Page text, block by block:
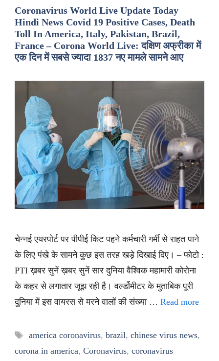
Coronavirus World Live Update Today
Hindi News Covid 19 Positive Cases, Death
Toll In America, Italy, Pakistan, Brazil,
France – Corona World Live: दक्षिण अफ्रीका में
एक दिन में सबसे ज्यादा 1837 नए मामले सामने आए
चेन्नई एयरपोर्ट पर पीपीई किट पहने कर्मचारी गर्मी से राहत पाने
के लिए पंखे के सामने कुछ इस तरह खड़े दिखाई दिए। – फोटो :
PTI ख़बर सुनें ख़बर सुनें सार दुनिया वैश्विक महामारी कोरोना
के कहर से लगातार जूझ रही है। वर्ल्डोमीटर के मुताबिक पूरी
दुनिया में इस वायरस से मरने वालों की संख्या … Read more
Tags
america coronavirus, brazil, chinese virus news,
corona in america, Coronavirus, coronavirus